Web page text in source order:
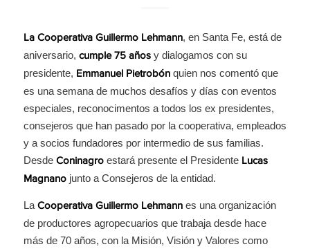
La Cooperativa Guillermo Lehmann, en Santa Fe, está de
aniversario, cumple 75 añosy dialogamos con su
presidente, Emmanuel Pietrobónquien nos comentó que
es una semana de muchos desafíos y días con eventos
especiales, reconocimentos a todos los ex presidentes,
consejeros que han pasado por la cooperativa, empleados
y a socios fundadores por intermedio de sus familias.
Desde Coninagro estará presente el PresidenteLucas
Magnano junto a Consejeros de la entidad.
La Cooperativa Guillermo Lehmannes una organización
de productores agropecuarios que trabaja desde hace
más de 70 años, con la Misión, Visión y Valores como